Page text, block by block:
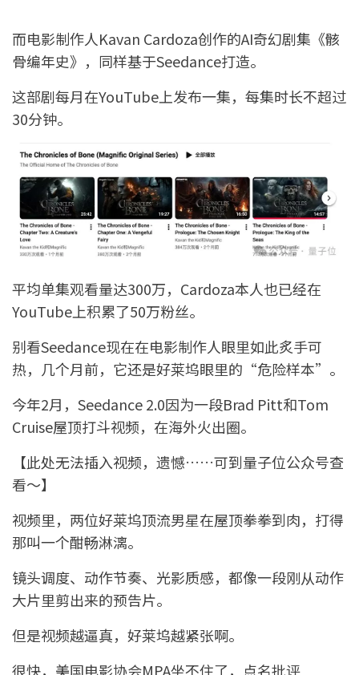
而电影制作人Kavan Cardoza创作的AI奇幻剧集《骸
骨编年史》，同样基于Seedance打造。
这部剧每月在YouTube上发布一集，每集时长不超过
30分钟。
平均单集观看量达300万，Cardoza本人也已经在
YouTube上积累了50万粉丝。
别看Seedance现在在电影制作人眼里如此炙手可
热，几个月前，它还是好莱坞眼里的“危险样本”。
今年2月，Seedance 2.0因为一段Brad Pitt和Tom
Cruise屋顶打斗视频，在海外火出圈。
【此处无法插入视频，遗憾……可到量子位公众号查
看～】
视频里，两位好莱坞顶流男星在屋顶拳拳到肉，打得
那叫一个酣畅淋漓。
镜头调度、动作节奏、光影质感，都像一段刚从动作
大片里剪出来的预告片。
但是视频越逼真，好莱坞越紧张啊。
很快，美国电影协会MPA坐不住了，点名批评